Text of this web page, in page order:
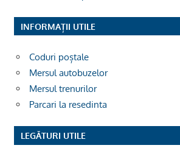
INFORMAȚII UTILE
Coduri poștale
Mersul autobuzelor
Mersul trenurilor
Parcari la resedinta
LEGĂTURI UTILE